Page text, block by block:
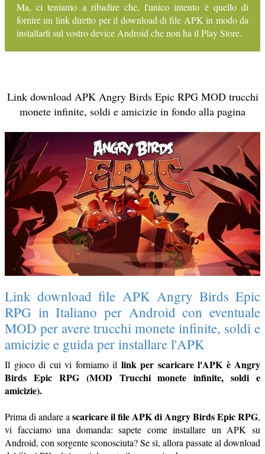
Ma, ci teniamo a ribadire che, l'unico intento è quello di
fornire un link diretto per il download di file APK in modo da
installarli sul vostro device Android che non ha il Play Store.
Link download APK Angry Birds Epic RPG MOD trucchi
monete infinite, soldi e amicizie in fondo alla pagina
Link download file APK Angry Birds Epic
RPG in Italiano per Android con eventuale
MOD per avere trucchi monete infinite, soldi e
amicizie e guida per installare l'APK
Il gioco di cui vi forniamo il link per scaricare l'APK è Angry
Birds Epic RPG (MOD Trucchi monete infinite, soldi e
amicizie).
Prima di andare a scaricare il file APK di Angry Birds Epic RPG,
vi facciamo una domanda: sapete come installare un APK su
Android, con sorgente sconosciuta? Se sì, allora passate al download